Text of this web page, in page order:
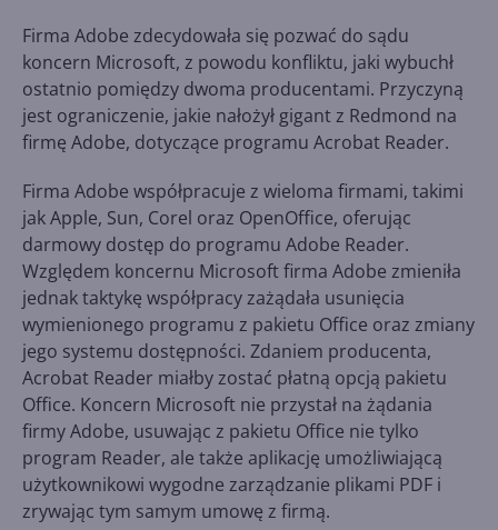
Firma Adobe zdecydowała się pozwać do sądu
koncern Microsoft, z powodu konfliktu, jaki wybuchł
ostatnio pomiędzy dwoma producentami. Przyczyną
jest ograniczenie, jakie nałożył gigant z Redmond na
firmę Adobe, dotyczące programu Acrobat Reader.
Firma Adobe współpracuje z wieloma firmami, takimi
jak Apple, Sun, Corel oraz OpenOffice, oferując
darmowy dostęp do programu Adobe Reader.
Względem koncernu Microsoft firma Adobe zmieniła
jednak taktykę współpracy zażądała usunięcia
wymienionego programu z pakietu Office oraz zmiany
jego systemu dostępności. Zdaniem producenta,
Acrobat Reader miałby zostać płatną opcją pakietu
Office. Koncern Microsoft nie przystał na żądania
firmy Adobe, usuwając z pakietu Office nie tylko
program Reader, ale także aplikację umożliwiającą
użytkownikowi wygodne zarządzanie plikami PDF i
zrywając tym samym umowę z firmą.